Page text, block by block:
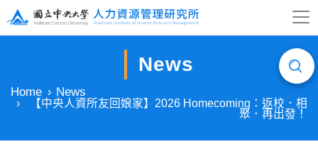
News
Home News
【中央人資所友回娘家】2026 Homecoming：返校．相
聚．再出發！